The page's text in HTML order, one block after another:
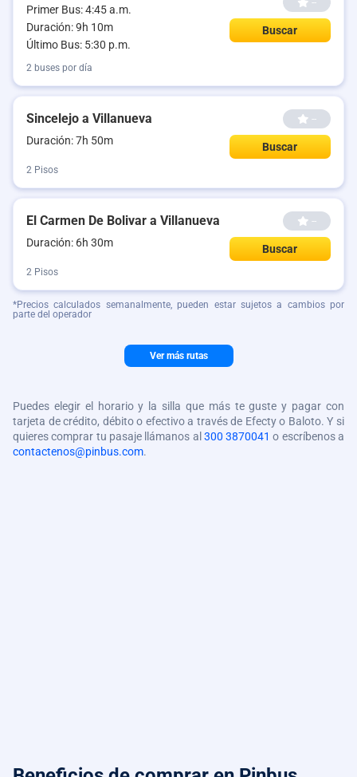
Primer Bus: 4:45 a.m.
Duración: 9h 10m
Último Bus: 5:30 p.m.
--
Buscar
2 buses por día
Sincelejo a Villanueva
Duración: 7h 50m
--
Buscar
2 Pisos
El Carmen De Bolivar a Villanueva
Duración: 6h 30m
--
Buscar
2 Pisos
*Precios calculados semanalmente, pueden estar sujetos a cambios por
parte del operador
Ver más rutas
Puedes elegir el horario y la silla que más te guste y pagar con
tarjeta de crédito, débito o efectivo a través de Efecty o Baloto. Y si
quieres comprar tu pasaje llámanos al 300 3870041 o escríbenos a
contactenos@pinbus.com.